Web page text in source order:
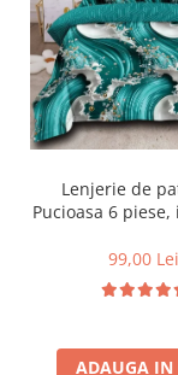
Lenjerie de
Pucioasa 6
alb și auriu-
99,00 Lei
ADAUGA IN